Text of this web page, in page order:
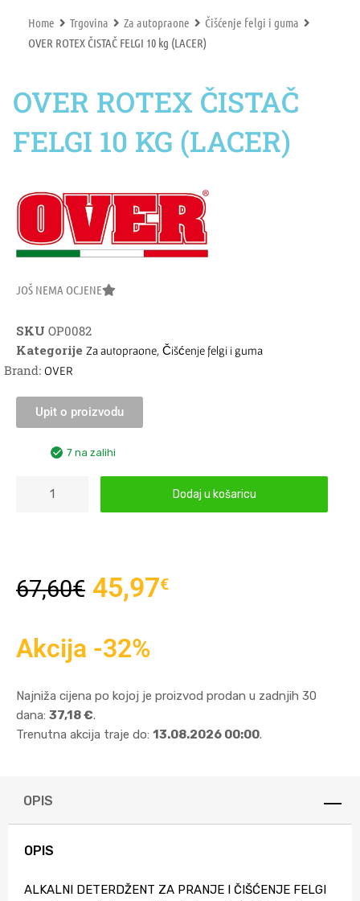
Home Trgovina Za autopraone
Čišćenje felgi i guma
OVER ROTEX ČISTAČ FELGI 10 kg (LACER)
OVER ROTEX ČISTAČ
FELGI 10 KG (LACER)
JOŠ NEMA OCJENE
SKU OP0082
Kategorije Za autopraone, Čišćenje felgi i guma
Brand: OVER
Upit o proizvodu
7 na zalihi
Dodaj u košaricu
67,60€ 45,97€
Akcija -32%
Najniža cijena po kojoj je proizvod prodan u zadnjih 30
dana: 37,18 €.
Trenutna akcija traje do: 13.08.2026 00:00.
OPIS
OPIS
ALKALNI DETERDŽENT ZA PRANJE I ČIŠĆENJE FELGI